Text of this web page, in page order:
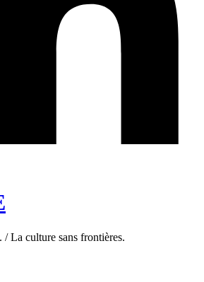
La culture sans frontières.